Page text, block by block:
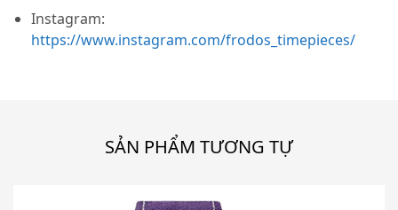
Instagram:
https://www.instagram.com/frodos_timepieces/
SẢN PHẨM TƯƠNG TỰ